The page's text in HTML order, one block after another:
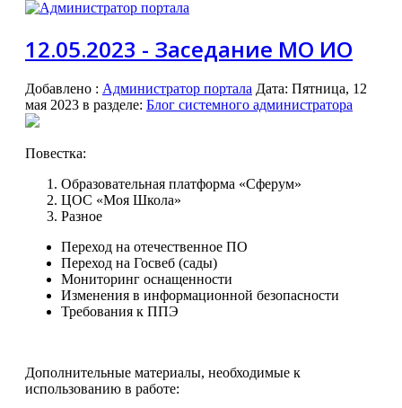
12.05.2023 - Заседание МО ИО
Добавлено : Администратор портала Дата: Пятница, 12
мая 2023 в разделе: Блог системного администратора
Повестка:
Образовательная платформа «Сферум»
ЦОС «Моя Школа»
Разное
Переход на отечественное ПО
Переход на Госвеб (сады)
Мониторинг оснащенности
Изменения в информационной безопасности
Требования к ППЭ
Дополнительные материалы, необходимые к
использованию в работе: